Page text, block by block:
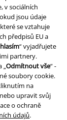
v sociálních
jsou údaje
se vztahuje
předpisů EU a
“ vyjadřujete
partnery.
„Odmítnout vše“ -
soubory cookie.
na
upravit svůj
o ochraně
údajů.